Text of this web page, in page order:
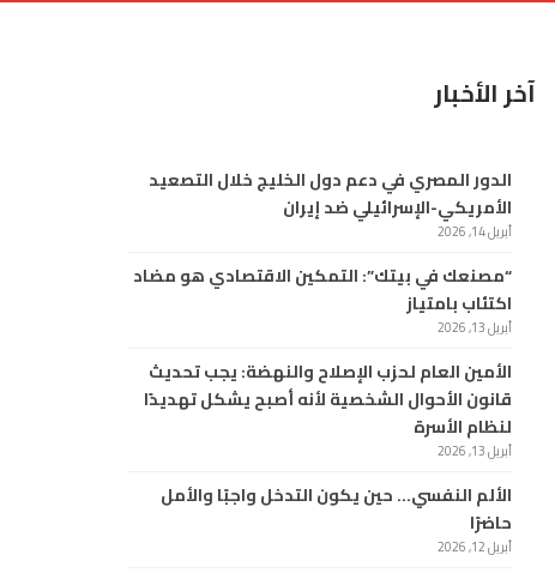
آخر الأخبار
الدور المصري في دعم دول الخليج خلال التصعيد
الأمريكي-الإسرائيلي ضد إيران
أبريل 14, 2026
“مصنعك في بيتك”: التمكين الاقتصادي هو مضاد
اكتئاب بامتياز
أبريل 13, 2026
الأمين العام لحزب الإصلاح والنهضة: يجب تحديث
قانون الأحوال الشخصية لأنه أصبح يشكل تهديدًا
لنظام الأسرة
أبريل 13, 2026
الألم النفسي… حين يكون التدخل واجبًا والأمل
حاضرًا
أبريل 12, 2026